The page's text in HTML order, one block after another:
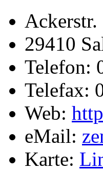
Ackerstr.
29410
Telefon:
Telefax:
Web:
eMail:
Karte: